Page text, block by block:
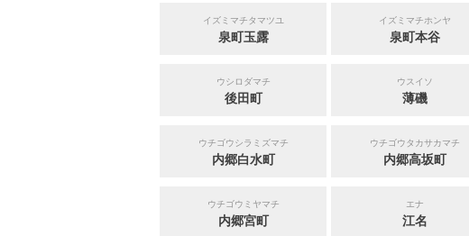
イズミマチタマツユ
泉町玉露
イズミマチホンヤ
泉町本谷
ウシロダマチ
後田町
ウスイソ
薄磯
ウチゴウシラミズマチ
内郷白水町
ウチゴウタカサカマチ
内郷高坂町
ウチゴウミヤマチ
内郷宮町
エナ
江名